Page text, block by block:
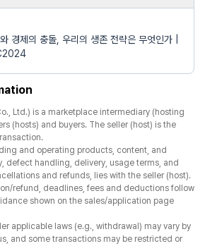
경제의 충돌, 우리의 생존 전략은 무엇인가 |
Ltd.) is a marketplace intermediary (hosting
(hosts) and buyers. The seller (host) is the
and operating products, content, and
defect handling, delivery, usage terms, and
and refunds, lies with the seller (host).
refund, deadlines, fees and deductions follow
shown on the sales/application page
applicable laws (e.g., withdrawal) may vary by
and some transactions may be restricted or